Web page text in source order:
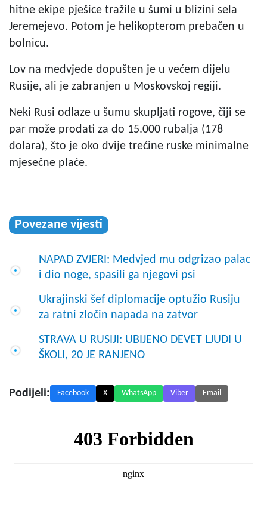
hitne ekipe pješice tražile u šumi u blizini sela
Jeremejevo. Potom je helikopterom prebačen u
bolnicu.
Lov na medvjede dopušten je u većem dijelu
Rusije, ali je zabranjen u Moskovskoj regiji.
Neki Rusi odlaze u šumu skupljati rogove, čiji se
par može prodati za do 15.000 rubalja (178
dolara), što je oko dvije trećine ruske minimalne
mjesečne plaće.
Povezane vijesti
NAPAD ZVJERI: Medvjed mu odgrizao palac
i dio noge, spasili ga njegovi psi
Ukrajinski šef diplomacije optužio Rusiju
za ratni zločin napada na zatvor
STRAVA U RUSIJI: UBIJENO DEVET LJUDI U
ŠKOLI, 20 JE RANJENO
Podijeli: Facebook X WhatsApp Viber Email